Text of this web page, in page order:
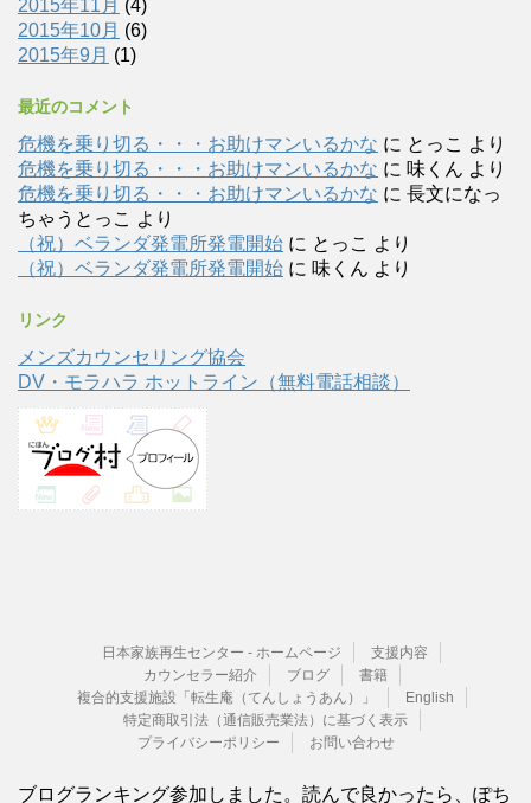
2015年11月 (4)
2015年10月 (6)
2015年9月 (1)
最近のコメント
危機を乗り切る・・・お助けマンいるかな に とっこ より
危機を乗り切る・・・お助けマンいるかな に 味くん より
危機を乗り切る・・・お助けマンいるかな に 長文になっ
ちゃうとっこ より
（祝）ベランダ発電所発電開始 に とっこ より
（祝）ベランダ発電所発電開始 に 味くん より
リンク
メンズカウンセリング協会
DV・モラハラ ホットライン（無料電話相談）
日本家族再生センター - ホームページ
支援内容
カウンセラー紹介
ブログ
書籍
複合的支援施設「転生庵（てんしょうあん）」
English
特定商取引法（通信販売業法）に基づく表示
プライバシーポリシー
お問い合わせ
ブログランキング参加しました。読んで良かったら、ぽち